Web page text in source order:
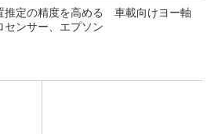
推定の精度を高める 車載向けヨー軸
センサー、エプソン